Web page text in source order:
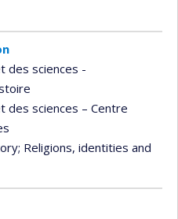
des sciences -
des sciences – Centre
; Religions, identities and